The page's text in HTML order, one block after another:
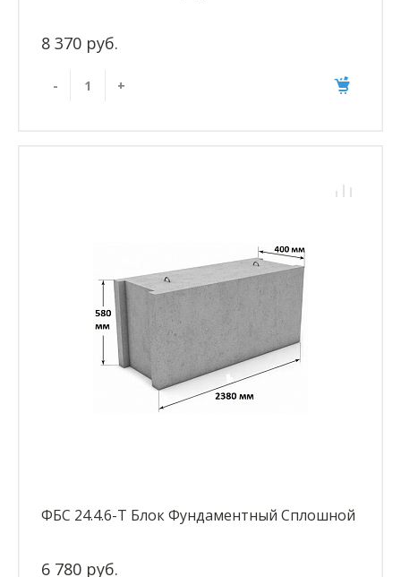
8 370 руб.
- +
ФБС 24.4.6-Т Блок Фундаментный Сплошной
6 780 руб.